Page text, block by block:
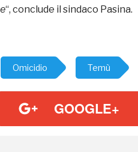
“, conclude il sindaco Pasina.
Omicidio Temù
GOOGLE+